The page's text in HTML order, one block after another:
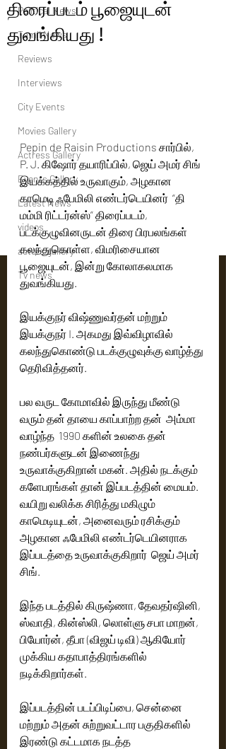
Political News
Tamil News
Reviews
Interviews
City Events
Movies Gallery
Actress Gallery
Events Gallery
Latest News
videos
actors gallery
Tv news
திரைப்படம் பூஜையுடன்
துவங்கியது !
Pepin de Raisin Productions சார்பில்,
P. J. கிஷோர் தயாரிப்பில், ஜெய் அமர் சிங்
இயக்கத்தில் உருவாகும், அழகான
காமெடி ஃபேமிலி எண்டர்டெயினர்  “தி
மம்மி ரிட்டர்ன்ஸ்” திரைப்படம்,
படக்குழுவினருடன் திரை பிரபலங்கள்
கலந்துகொள்ள, விமரிசையான
பூஜையுடன், இன்று கோலாகலமாக
துவங்கியது.
இயக்குநர் விஷ்ணுவர்தன் மற்றும்
இயக்குநர் I. அகமது இவ்விழாவில்
கலந்துகொண்டு படக்குழுவுக்கு வாழ்த்து
தெரிவித்தனர்.
பல வருட கோமாவில் இருந்து மீண்டு
வரும் தன் தாயை காப்பாற்ற தன்  அம்மா
வாழ்ந்த  1990 களின் உலகை தன்
நண்பர்களுடன் இணைந்து
உருவாக்குகிறான் மகன். அதில் நடக்கும்
களேபரங்கள் தான் இப்படத்தின் மையம்.
வயிறு வலிக்க சிரித்து மகிழும்
காமெடியுடன், அனைவரும் ரசிக்கும்
அழகான ஃபேமிலி எண்டர்டெயினராக
இப்படத்தை உருவாக்குகிறார்  ஜெய் அமர்
சிங்.
இந்த படத்தில் கிருஷ்ணா, தேவதர்ஷினி,
ஸ்வாதி, கின்ஸ்லி, லொள்ளு சபா மாறன்,
பியோர்ன், தீபா (விஜய் டிவி) ஆகியோர்
முக்கிய கதாபாத்திரங்களில்
நடிக்கிறார்கள்.
இப்படத்தின் படப்பிடிப்பை, சென்னை
மற்றும் அதன் சுற்றுவட்டார பகுதிகளில்
இரண்டு கட்டமாக நடத்த